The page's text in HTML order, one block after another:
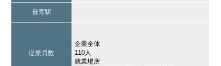
最寄駅
従業員数
企業全体
110人
就業場所